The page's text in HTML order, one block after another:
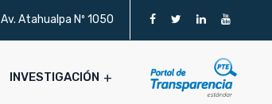
Av. Atahualpa Nº 1050
INVESTIGACIÓN